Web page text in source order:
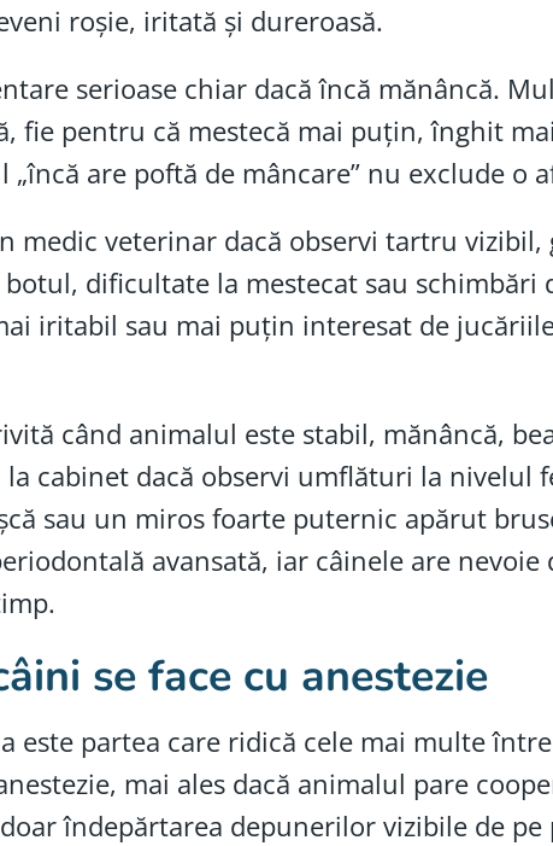
roșie, iritată și dureroasă.
serioase chiar dacă încă mănâncă.
fie pentru că mestecă mai puțin, înghit
are poftă de mâncare” nu exclude o
medic veterinar dacă observi tartru
dificultate la mestecat sau
iritabil sau mai puțin interesat de
când animalul este stabil, mănâncă,
cabinet dacă observi umflături la nivelul
sau un miros foarte puternic apărut
avansată, iar câinele are
se face cu anestezie
partea care ridică cele mai multe
mai ales dacă animalul pare
îndepărtarea depunerilor vizibile de